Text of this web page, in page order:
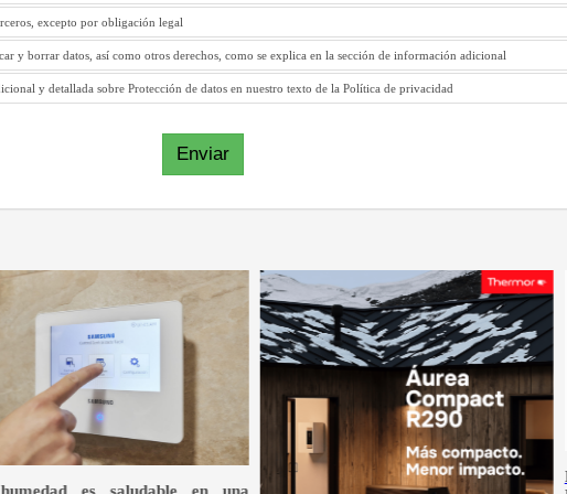
excepto por obligación legal
y borrar datos, así como otros derechos, como se explica en la sección de información adicional
y detallada sobre Protección de datos en nuestro texto de la Política de privacidad
Enviar
NOVEDAD AEROTERMIA